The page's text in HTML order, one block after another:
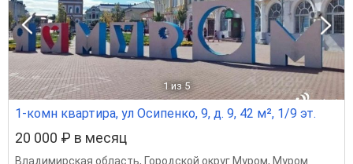
1 из 5
1-комн квартира, ул Осипенко, 9, д. 9, 42 м², 1/9 эт.
20 000 ₽ в месяц
Владимирская область, Городской округ Муром, Муром